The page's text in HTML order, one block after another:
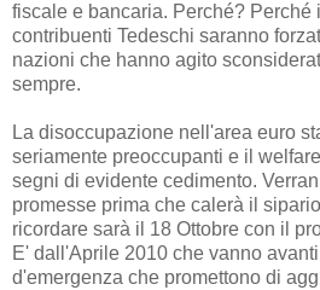
fiscale e bancaria. Perché? Perché
contribuenti Tedeschi saranno
nazioni che hanno agito
sempre.
La disoccupazione nell'area euro
seriamente preoccupanti e il
segni di evidente cedimento.
promesse prima che calerà il
ricordare sarà il 18 Ottobre con il
E' dall'Aprile 2010 che vanno
d'emergenza che promettono di